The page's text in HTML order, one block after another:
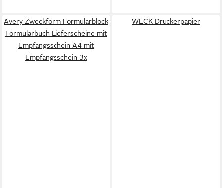
Avery Zweckform Formularblock
Formularbuch Lieferscheine mit
Empfangsschein A4 mit
Empfangsschein 3x
WECK Druckerpapier